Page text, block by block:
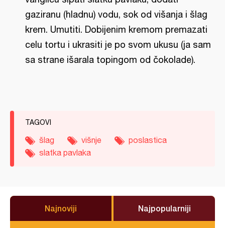
gaziranu (hladnu) vodu, sok od višanja i šlag
krem. Umutiti. Dobijenim kremom premazati
celu tortu i ukrasiti je po svom ukusu (ja sam
sa strane išarala topingom od čokolade).
TAGOVI
šlag višnje
poslastica
slatka pavlaka
Najnoviji Najpopularniji